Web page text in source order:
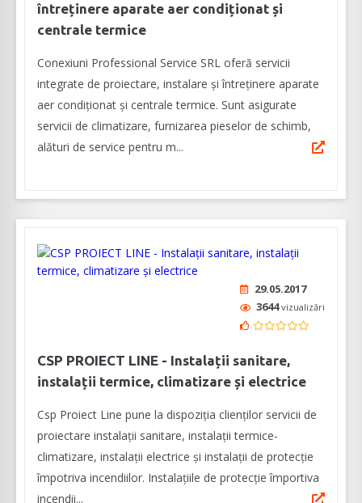
întreținere aparate aer condiționat și
centrale termice
Conexiuni Professional Service SRL oferă servicii
integrate de proiectare, instalare și întreținere aparate
aer condiționat și centrale termice. Sunt asigurate
servicii de climatizare, furnizarea pieselor de schimb,
alături de service pentru m...
29.05.2017
3644vizualizări
CSP PROIECT LINE - Instalații sanitare,
instalații termice, climatizare și electrice
Csp Proiect Line pune la dispoziția clienților servicii de
proiectare instalații sanitare, instalații termice-
climatizare, instalații electrice și instalații de protecție
împotriva incendiilor. Instalațiile de protecție împortiva
incendii...